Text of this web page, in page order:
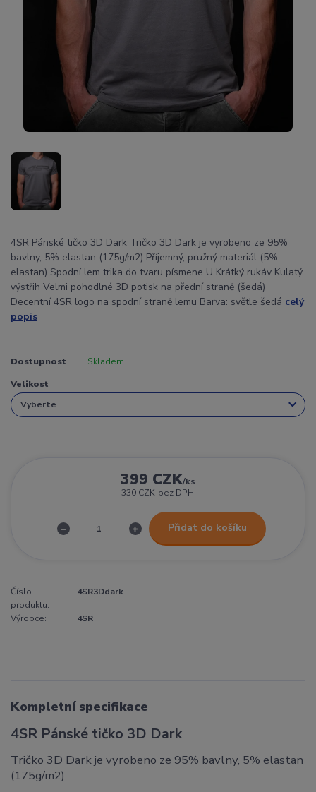
4SR Pánské tičko 3D Dark Tričko 3D Dark je vyrobeno ze 95%
bavlny, 5% elastan (175g/m2) Příjemný, pružný materiál (5%
elastan) Spodní lem trika do tvaru písmene U Krátký rukáv Kulatý
výstřih Velmi pohodlné 3D potisk na přední straně (šedá)
Decentní 4SR logo na spodní straně lemu Barva: světle šedá celý
popis
Dostupnost Skladem
Velikost
399 CZK/ks
330 CZK bez DPH
Přidat do košíku
Číslo
produktu:
4SR3Ddark
Výrobce: 4SR
Kompletní specifikace
4SR Pánské tičko 3D Dark
Tričko 3D Dark je vyrobeno ze 95% bavlny, 5% elastan
(175g/m2)